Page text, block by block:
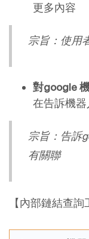
更多內容
宗旨：使用
對google
在告訴機
宗旨：告訴
有關聯
【內部鏈結查詢